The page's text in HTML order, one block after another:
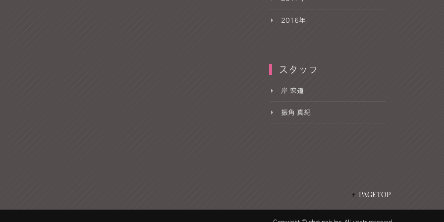
2016年
スタッフ
岸 宏道
振角 真紀
PAGETOP